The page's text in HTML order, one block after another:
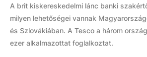
A brit kiskereskedelmi lánc banki
milyen lehetőségei vannak
és Szlovákiában. A Tesco a három
ezer alkalmazottat foglalkoztat.